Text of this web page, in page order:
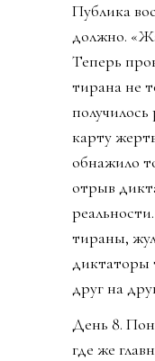
Публика
должно.
Теперь
тирана не
получилось
карту
обнажило
отрыв
тираны,
диктаторы
друг на
День 8.
где же